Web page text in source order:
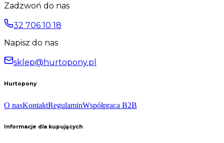
Zadzwoń do nas
32 706 10 18
Napisz do nas
sklep@hurtopony.pl
Hurtopony
O nasKontaktRegulaminWspółpraca B2B
Informacje dla kupujących